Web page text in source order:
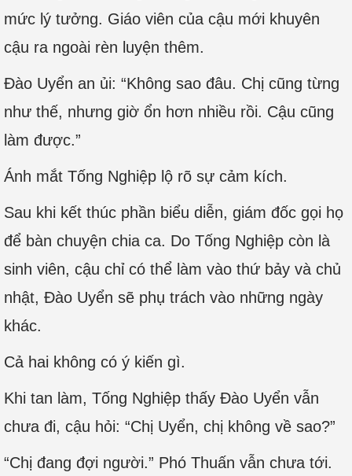
mức lý tưởng. Giáo viên của cậu mới khuyên
cậu ra ngoài rèn luyện thêm.
Đào Uyển an ủi: “Không sao đâu. Chị cũng từng
như thế, nhưng giờ ổn hơn nhiều rồi. Cậu cũng
làm được.”
Ánh mắt Tống Nghiệp lộ rõ sự cảm kích.
Sau khi kết thúc phần biểu diễn, giám đốc gọi họ
để bàn chuyện chia ca. Do Tống Nghiệp còn là
sinh viên, cậu chỉ có thể làm vào thứ bảy và chủ
nhật, Đào Uyển sẽ phụ trách vào những ngày
khác.
Cả hai không có ý kiến gì.
Khi tan làm, Tống Nghiệp thấy Đào Uyển vẫn
chưa đi, cậu hỏi: “Chị Uyển, chị không về sao?”
“Chị đang đợi người.” Phó Thuấn vẫn chưa tới.